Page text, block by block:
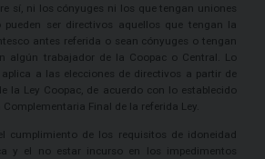
sí, ni los cónyuges ni los que tengan uniones
ser directivos aquellos que tengan la
antes referida o sean cónyuges o tengan
algún trabajador de la Coopac o Central. Lo
a las elecciones de directivos a partir de
la Ley Coopac, de acuerdo con lo establecido
Final de la referida Ley.
cumplimiento de los requisitos de idoneidad
y el no estar incurso en los impedimentos